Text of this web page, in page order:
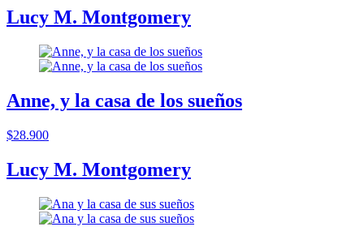
Lucy M. Montgomery
Anne, y la casa de los sueños
$28.900
Lucy M. Montgomery